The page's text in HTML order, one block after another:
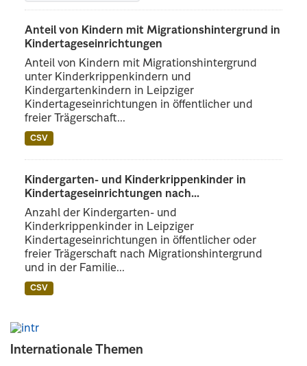
Internationale Themen
Anteil von Kindern mit Migrationshintergrund in
Kindertageseinrichtungen
Anteil von Kindern mit Migrationshintergrund
unter Kinderkrippenkindern und
Kindergartenkindern in Leipziger
Kindertageseinrichtungen in öffentlicher und
freier Trägerschaft...
CSV
Kindergarten- und Kinderkrippenkinder in
Kindertageseinrichtungen nach...
Anzahl der Kindergarten- und
Kinderkrippenkinder in Leipziger
Kindertageseinrichtungen in öffentlicher oder
freier Trägerschaft nach Migrationshintergrund
und in der Familie...
CSV